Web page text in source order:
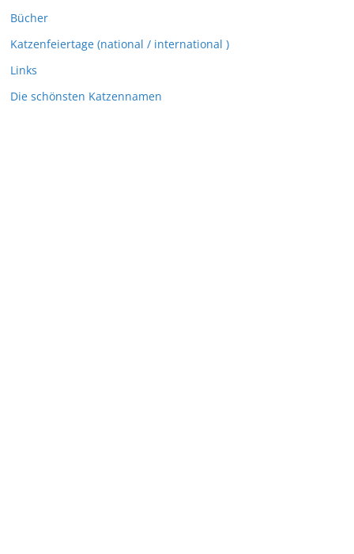
Bücher
Katzenfeiertage (national / international )
Links
Die schönsten Katzennamen